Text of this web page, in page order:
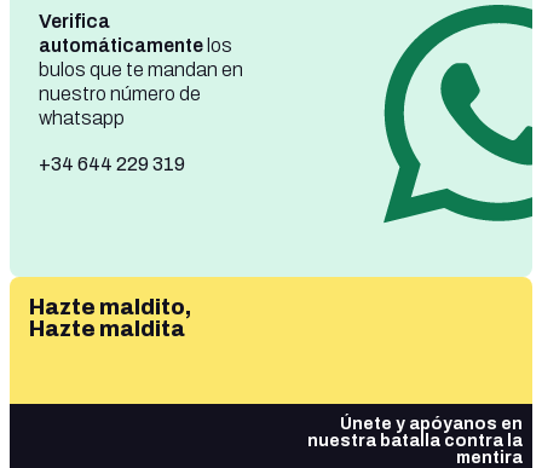
Verifica
automáticamente los
bulos que te mandan en
nuestro número de
whatsapp
+34 644 229 319
Hazte maldito,
Hazte maldita
Únete y apóyanos en
nuestra batalla contra la
mentira